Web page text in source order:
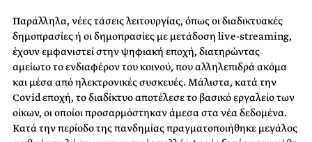
Παράλληλα, νέες τάσεις λειτουργίας, όπως οι διαδικτυακές
δημοπρασίες ή οι δημοπρασίες με μετάδοση live-streaming,
έχουν εμφανιστεί στην ψηφιακή εποχή, διατηρώντας
αμείωτο το ενδιαφέρον του κοινού, που αλληλεπιδρά ακόμα
και μέσα από ηλεκτρονικές συσκευές. Μάλιστα, κατά την
Covid εποχή, το διαδίκτυο αποτέλεσε το βασικό εργαλείο των
οίκων, οι οποίοι προσαρμόστηκαν άμεσα στα νέα δεδομένα.
Κατά την περίοδο της πανδημίας πραγματοποιήθηκε μεγάλος